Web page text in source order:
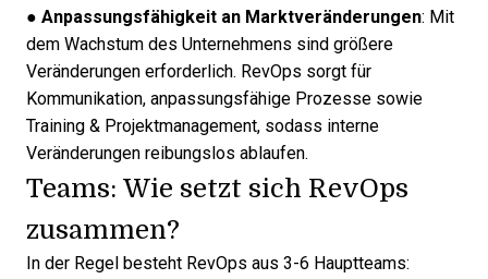
● Anpassungsfähigkeit an Marktveränderungen: Mit
dem Wachstum des Unternehmens sind größere
Veränderungen erforderlich. RevOps sorgt für
Kommunikation, anpassungsfähige Prozesse sowie
Training & Projektmanagement, sodass interne
Veränderungen reibungslos ablaufen.
Teams: Wie setzt sich RevOps
zusammen?
In der Regel besteht RevOps aus 3-6 Hauptteams: